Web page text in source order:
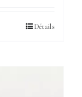
Détails